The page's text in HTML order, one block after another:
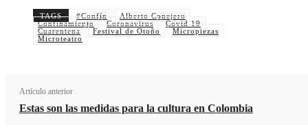
TAGS #Confín
Alberto Conejero
Confinamiento
Coronavirus
Covid 19
Cuarentena
Festival de Otoño
Micropiezas
Microteatro
Artículo anterior
Estas son las medidas para la cultura en Colombia